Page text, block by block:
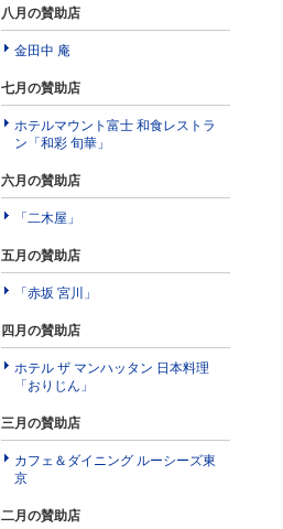
八月の賛助店
金田中 庵
七月の賛助店
ホテルマウント富士 和食レストラ
ン「和彩 旬華」
六月の賛助店
「二木屋」
五月の賛助店
「赤坂 宮川」
四月の賛助店
ホテル ザ マンハッタン 日本料理
「おりじん」
三月の賛助店
カフェ＆ダイニング ルーシーズ東
京
二月の賛助店